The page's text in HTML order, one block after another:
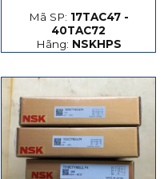
Mã SP: 17TAC47 -
40TAC72
Hãng: NSKHPS